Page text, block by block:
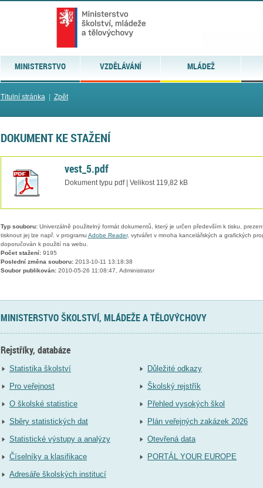
MINISTERSTVO VZDĚLÁVÁNÍ MLÁDEŽ
Titulní stránka| Zpět
DOKUMENT KE STAŽENÍ
vest_5.pdf
Dokument typu pdf | Velikost 119,82 kB
Typ souboru:Univerzálně použitelný formát dokumentů, který je určen především k tisku,
tisknout jej lze např. v programu Adobe Reader, vytvářet v mnoha kancelářských a grafických
doporučován k použití na webu.
Počet stažení:9195
Poslední změna souboru:2013-10-11 13:18:38
Soubor publikován:2010-05-26 11:08:47, Administrator
MINISTERSTVO ŠKOLSTVÍ, MLÁDEŽE A TĚLOVÝCHOVY
Rejstříky, databáze
Statistika školství
Pro veřejnost
O školské statistice
Sběry statistických dat
Statistické výstupy a analýzy
Číselníky a klasifikace
Adresáře školských institucí
Důležité odkazy
Školský rejstřík
Přehled vysokých škol
Plán veřejných zakázek 2026
Otevřená data
PORTÁL YOUR EUROPE